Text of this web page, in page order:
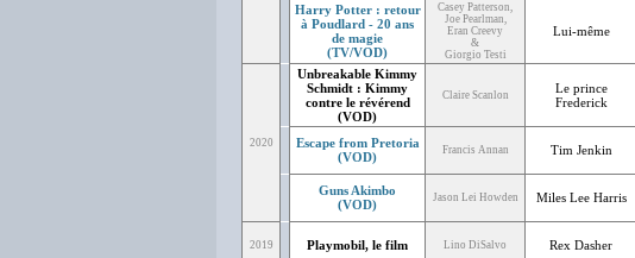
Harry Potter : retour
à Poudlard - 20 ans
de magie
(TV/VOD)
Casey Patterson,
Joe Pearlman,
Eran Creevy
&
Giorgio Testi
Lui-même
2020
Unbreakable Kimmy
Schmidt : Kimmy
contre le révérend
(VOD)
Claire Scanlon
Le prince
Frederick
Escape from Pretoria
(VOD)
Francis Annan Tim Jenkin
Guns Akimbo
(VOD)
Jason Lei Howden Miles Lee Harris
2019 Playmobil, le film Lino DiSalvo Rex Dasher